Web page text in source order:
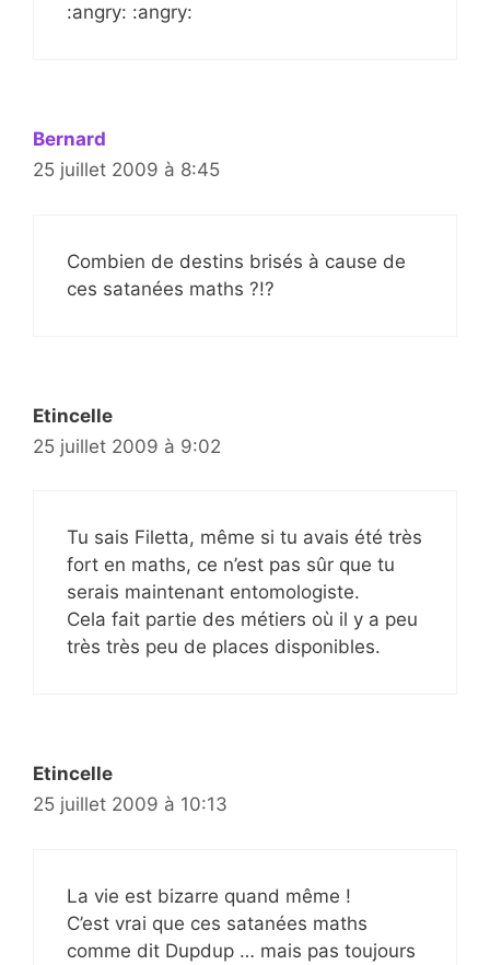
:angry: :angry:
Bernard
25 juillet 2009 à 8:45
Combien de destins brisés à cause de
ces satanées maths ?!?
Etincelle
25 juillet 2009 à 9:02
Tu sais Filetta, même si tu avais été très
fort en maths, ce n’est pas sûr que tu
serais maintenant entomologiste.
Cela fait partie des métiers où il y a peu
très très peu de places disponibles.
Etincelle
25 juillet 2009 à 10:13
La vie est bizarre quand même !
C’est vrai que ces satanées maths
comme dit Dupdup … mais pas toujours